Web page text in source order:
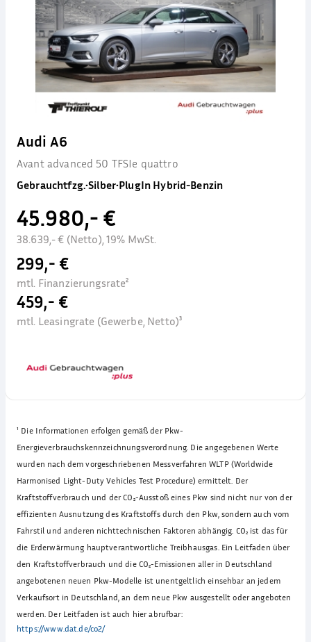
Audi A6
Avant advanced 50 TFSIe quattro
Gebrauchtfzg.•Silber•PlugIn Hybrid-Benzin
45.980,- €
38.639,- € (Netto), 19% MwSt.
299,- €
mtl. Finanzierungsrate²
459,- €
mtl. Leasingrate (Gewerbe, Netto)³
¹ Die Informationen erfolgen gemäß der Pkw-
Energieverbrauchskennzeichnungsverordnung. Die angegebenen Werte
wurden nach dem vorgeschriebenen Messverfahren WLTP (Worldwide
Harmonised Light-Duty Vehicles Test Procedure) ermittelt. Der
Kraftstoffverbrauch und der CO₂-Ausstoß eines Pkw sind nicht nur von der
effizienten Ausnutzung des Kraftstoffs durch den Pkw, sondern auch vom
Fahrstil und anderen nichttechnischen Faktoren abhängig. CO₂ ist das für
die Erderwärmung hauptverantwortliche Treibhausgas. Ein Leitfaden über
den Kraftstoffverbrauch und die CO₂-Emissionen aller in Deutschland
angebotenen neuen Pkw-Modelle ist unentgeltlich einsehbar an jedem
Verkaufsort in Deutschland, an dem neue Pkw ausgestellt oder angeboten
werden. Der Leitfaden ist auch hier abrufbar:
https://www.dat.de/co2/